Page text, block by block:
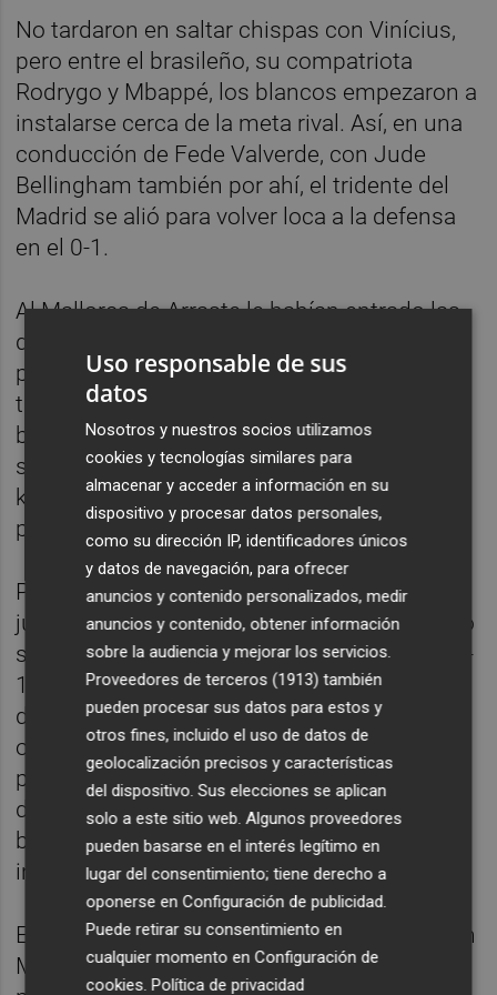
No tardaron en saltar chispas con Vinícius,
pero entre el brasileño, su compatriota
Rodrygo y Mbappé, los blancos empezaron a
instalarse cerca de la meta rival. Así, en una
conducción de Fede Valverde, con Jude
Bellingham también por ahí, el tridente del
Madrid se alió para volver loca a la defensa
en el 0-1.
Al Mallorca de Arraste le habían entrado las
dudas y los de Ancelotti jugaron largas
posesiones. Sin embargo, el ímpetu local
tuvo un arreón final antes del descanso, con
balones a Muriqi y, el 'Pirata', rozó el empate
salvado por Thibaut Courtois. El jugador
kosovar despertó y ya no paró hasta ver
puerta.
Pese a que los blancos trataron de nuevo de
jugar más en campo mallorquín, Muriqi sacó
siempre petróleo para los locales, hasta el 1-
1 a saque de esquina. Como respuesta,
después de un rato sin aparecer, Mbappé se
ofreció algo más y Greif tuvo trabajo en la
portería mallorquina. La entrada de Modric
dio también más claridad al ataque de los
blancos, pero el Mallorca no bajó la
intensidad.
En su primer partido con los baleares, Johan
Mojica convenció a su nueva afición,
Uso responsable de sus
datos
Nosotros y nuestros socios utilizamos
cookies y tecnologías similares para
almacenar y acceder a información en su
dispositivo y procesar datos personales,
como su dirección IP, identificadores únicos
y datos de navegación, para ofrecer
anuncios y contenido personalizados, medir
anuncios y contenido, obtener información
sobre la audiencia y mejorar los servicios.
Proveedores de terceros (1913) también
pueden procesar sus datos para estos y
otros fines, incluido el uso de datos de
geolocalización precisos y características
del dispositivo. Sus elecciones se aplican
solo a este sitio web. Algunos proveedores
pueden basarse en el interés legítimo en
lugar del consentimiento; tiene derecho a
oponerse enConfiguración de publicidad
Puede retirar su consentimiento en
cualquier momento enConfiguración de
cookies .Política de privacidad